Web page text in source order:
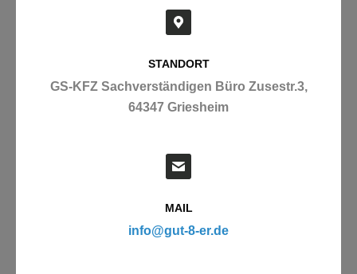
STANDORT
GS-KFZ Sachverständigen Büro Zusestr.3,
64347 Griesheim
MAIL
info@gut-8-er.de